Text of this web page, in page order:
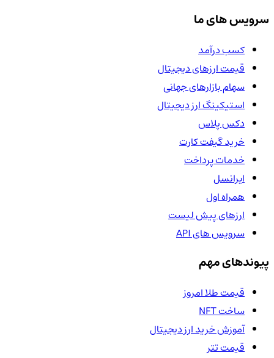
سرویس های ما
کسب درآمد
قیمت ارزهای دیجیتال
سهام بازارهای جهانی
استیکینگ ارز دیجیتال
دکس پلاس
خرید گیفت کارت
خدمات پرداخت
ایرانسل
همراه اول
ارزهای پیش لیست
سرویس های API
پیوندهای مهم
قیمت طلا امروز
ساخت NFT
آموزش خرید ارز دیجیتال
قیمت تتر